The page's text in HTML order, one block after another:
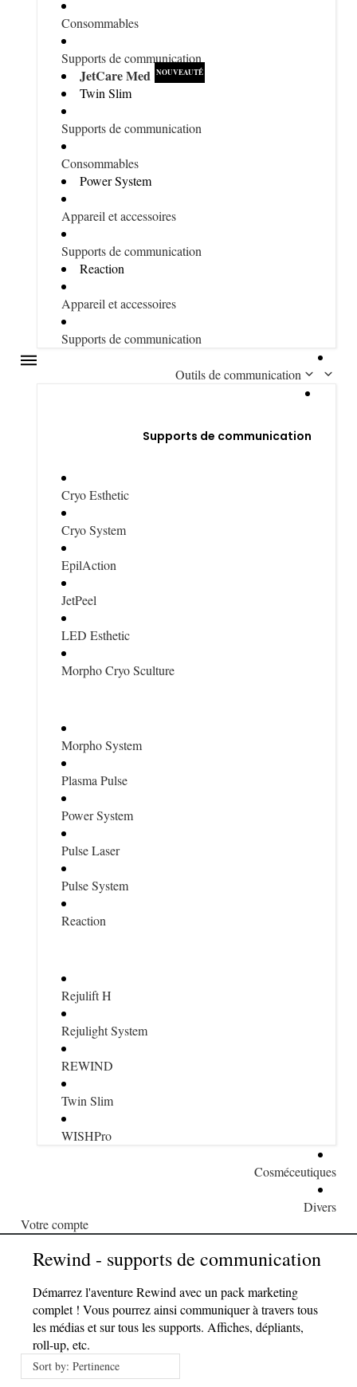
Consommables
Supports de communication
JetCare Med
Twin Slim
Supports de communication
Consommables
Power System
Appareil et accessoires
Supports de communication
Reaction
Appareil et accessoires
Supports de communication
Outils de communication
Supports de communication
Cryo Esthetic
Cryo System
EpilAction
JetPeel
LED Esthetic
Morpho Cryo Sculture
Morpho System
Plasma Pulse
Power System
Pulse Laser
Pulse System
Reaction
Rejulift H
Rejulight System
REWIND
Twin Slim
WISHPro
Cosméceutiques
Divers
Votre compte
Rewind - supports de communication
Démarrez l'aventure Rewind avec un pack marketing
complet ! Vous pourrez ainsi communiquer à travers tous
les médias et sur tous les supports. Affiches, dépliants,
roll-up, etc.
Sort by: Pertinence